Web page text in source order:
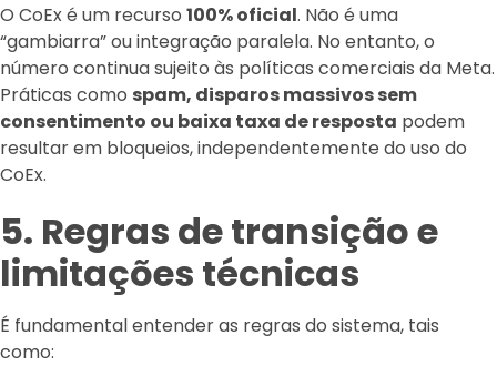
O CoEx é um recurso 100% oficial. Não é uma
“gambiarra” ou integração paralela. No entanto, o
número continua sujeito às políticas comerciais da Meta.
Práticas como spam, disparos massivos sem
consentimento ou baixa taxa de resposta podem
resultar em bloqueios, independentemente do uso do
CoEx.
5. Regras de transição e
limitações técnicas
É fundamental entender as regras do sistema, tais
como: